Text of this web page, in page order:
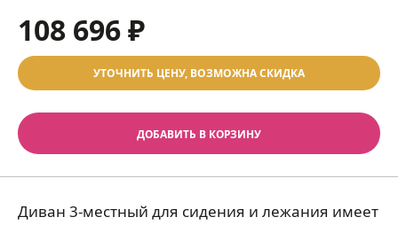
108 696 ₽
УТОЧНИТЬ ЦЕНУ, ВОЗМОЖНА СКИДКА
ДОБАВИТЬ В КОРЗИНУ
Диван 3-местный для сидения и лежания имеет